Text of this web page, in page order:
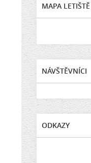
MAPA LETIŠTĚ
NÁVŠTĚVNÍCI
ODKAZY